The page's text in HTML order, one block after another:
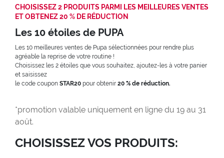
CHOISISSEZ 2 PRODUITS PARMI LES MEILLEURES VENTES
ET OBTENEZ 20 % DE RÉDUCTION
Les 10 étoiles de PUPA
Les 10 meilleures ventes de Pupa sélectionnées pour rendre plus
agréable la reprise de votre routine !
Choisissez les 2 étoiles que vous souhaitez, ajoutez-les à votre panier
et saisissez
le code coupon STAR20 pour obtenir 20 % de réduction.
*promotion valable uniquement en ligne du 19 au 31
août.
CHOISISSEZ VOS PRODUITS: